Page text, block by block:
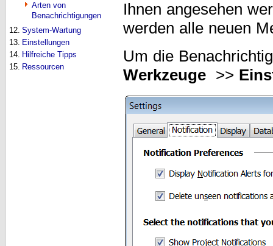
Arten von
Benachrichtigungen
12. System-Wartung
13. Einstellungen
14. Hilfreiche Tipps
15. Ressourcen
Ihnen angesehen
werden alle neuen
Um die
Werkzeuge >>